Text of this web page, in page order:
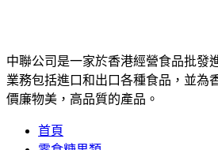
中聯公司是一家於香港經營食品批發
業務包括進口和出口各種食品，並為
價廉物美，高品質的產品。
首頁